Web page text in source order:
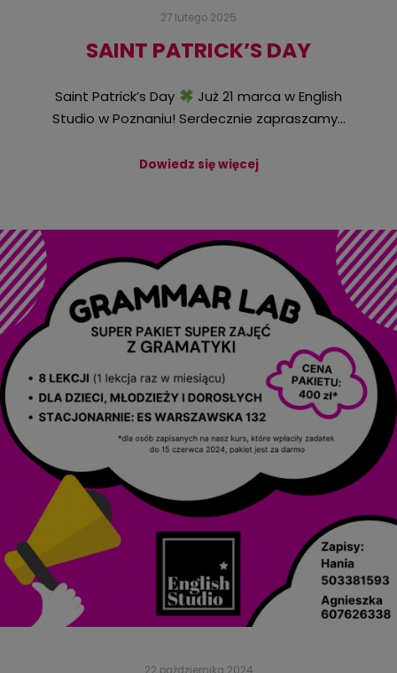
27 lutego 2025
SAINT PATRICK’S DAY
Saint Patrick’s Day
Już 21 marca w English
Studio w Poznaniu! Serdecznie zapraszamy…
Dowiedz się więcej